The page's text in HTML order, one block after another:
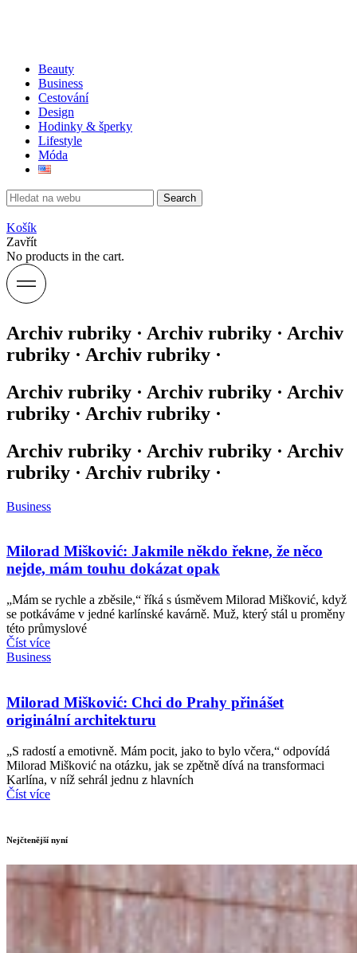
Beauty
Business
Cestování
Design
Hodinky & šperky
Lifestyle
Móda
Search
Košík
Zavřít
No products in the cart.
Archiv rubriky · Archiv rubriky · Archiv
rubriky · Archiv rubriky ·
Archiv rubriky · Archiv rubriky · Archiv
rubriky · Archiv rubriky ·
Archiv rubriky · Archiv rubriky · Archiv
rubriky · Archiv rubriky ·
Business
Milorad Mišković: Jakmile někdo řekne, že něco
nejde, mám touhu dokázat opak
„Mám se rychle a zběsile,“ říká s úsměvem Milorad Mišković, když
se potkáváme v jedné karlínské kavárně. Muž, který stál u proměny
této průmyslové
Číst více
Business
Milorad Mišković: Chci do Prahy přinášet
originální architekturu
„S radostí a emotivně. Mám pocit, jako to bylo včera,“ odpovídá
Milorad Mišković na otázku, jak se zpětně dívá na transformaci
Karlína, v níž sehrál jednu z hlavních
Číst více
Nejčtenější nyní